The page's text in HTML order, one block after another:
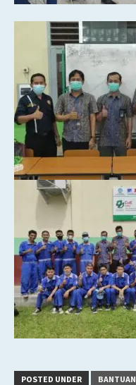
POSTED UNDER BANTUAN